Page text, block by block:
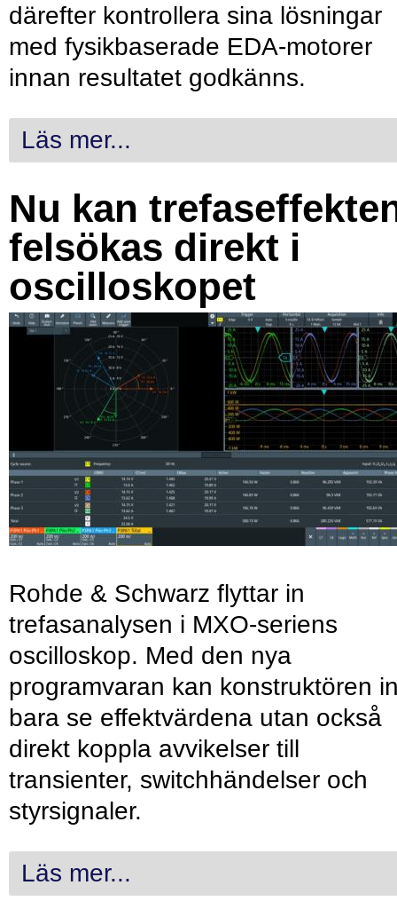
därefter kontrollera sina lösningar
med fysikbaserade EDA-motorer
innan resultatet godkänns.
Läs mer...
Nu kan
felsökas direkt i
oscilloskopet
Rohde & Schwarz flyttar in
trefasanalysen i MXO-seriens
oscilloskop. Med den nya
programvaran kan konstruktören
bara se effektvärdena utan också
direkt koppla avvikelser till
transienter, switchhändelser och
styrsignaler.
Läs mer...